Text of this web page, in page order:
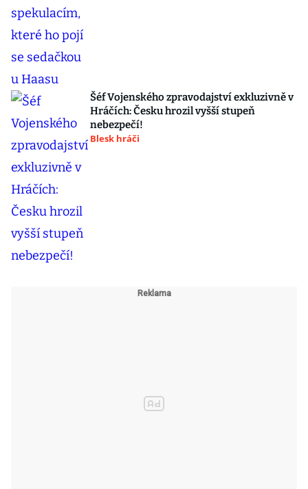
Šéf Vojenského zpravodajství exkluzivně v
Hráčích: Česku hrozil vyšší stupeň
nebezpečí!
Blesk hráči